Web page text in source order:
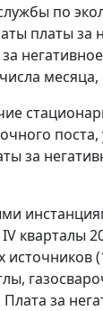
по
платы
за
кварталы
за